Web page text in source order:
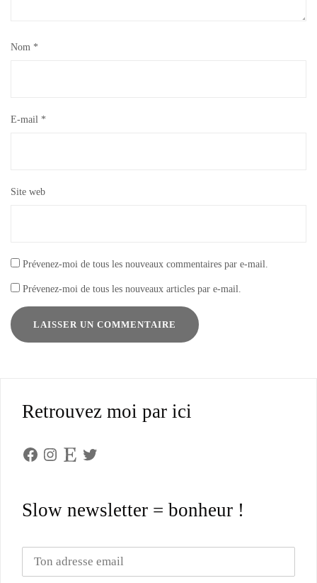
Nom *
E-mail *
Site web
Prévenez-moi de tous les nouveaux commentaires par e-mail.
Prévenez-moi de tous les nouveaux articles par e-mail.
Retrouvez moi par ici
Facebook
Instagram
Etsy Twitter
Slow newsletter = bonheur !